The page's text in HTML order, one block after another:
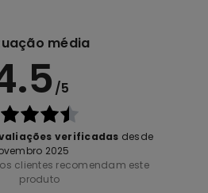
média
/5
verificadas desde
2025
clientes recomendam este
produto